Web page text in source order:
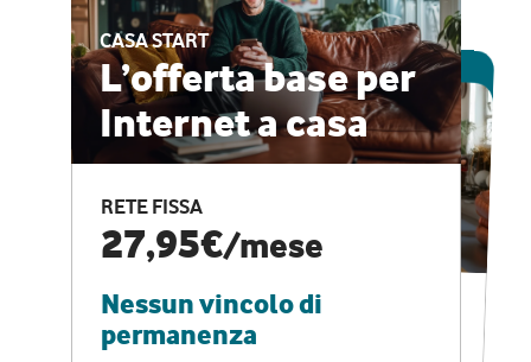
CASA START
L’offerta base per
Internet a casa
RETE FISSA
27,95€/mese
Nessun vincolo di
permanenza
ESCLUSIVA ONLINE
CASA PRO
Internet veloce e
vantaggi speciali
RETE FISSA + VODAFONE CLUB
29,95€